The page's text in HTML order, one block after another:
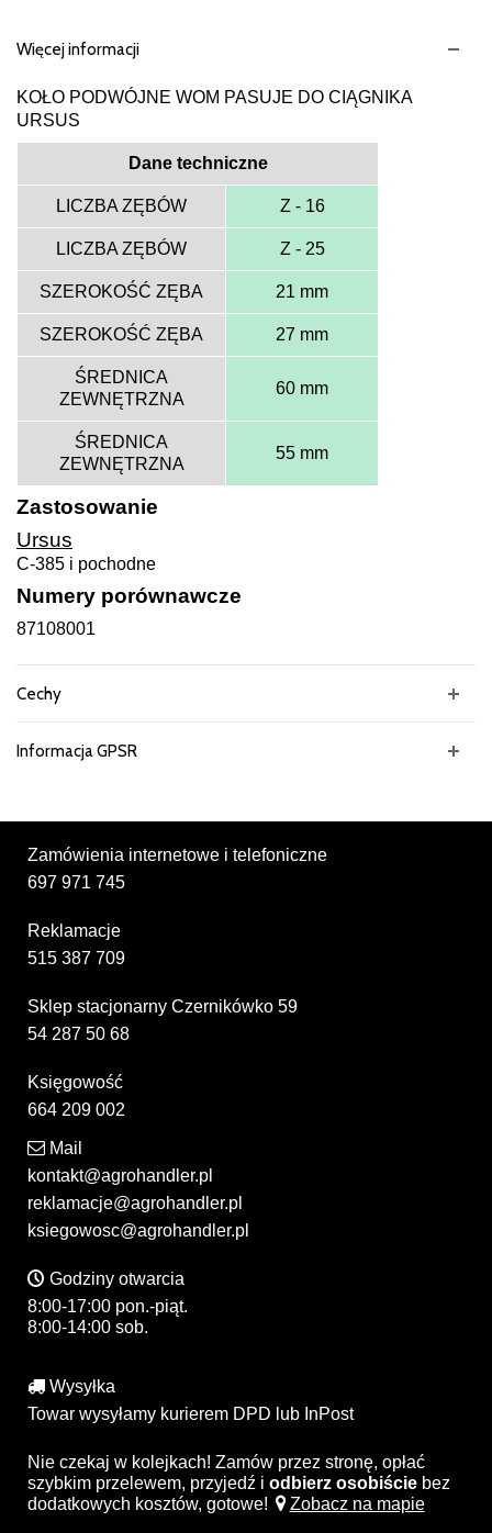
Więcej informacji
KOŁO PODWÓJNE WOM PASUJE DO CIĄGNIKA
URSUS
Dane techniczne
LICZBA ZĘBÓW Z - 16
LICZBA ZĘBÓW Z - 25
SZEROKOŚĆ ZĘBA 21 mm
SZEROKOŚĆ ZĘBA 27 mm
ŚREDNICA
ZEWNĘTRZNA
60 mm
ŚREDNICA
ZEWNĘTRZNA
55 mm
Zastosowanie
Ursus
C-385 i pochodne
Numery porównawcze
87108001
Cechy
Informacja GPSR
Zamówienia internetowe i telefoniczne
697 971 745
Reklamacje
515 387 709
Sklep stacjonarny Czernikówko 59
54 287 50 68
Księgowość
664 209 002
Mail
kontakt@agrohandler.pl
reklamacje@agrohandler.pl
ksiegowosc@agrohandler.pl
Godziny otwarcia
8:00-17:00 pon.-piąt.
8:00-14:00 sob.
Wysyłka
Towar wysyłamy kurierem DPD lub InPost
Nie czekaj w kolejkach! Zamów przez stronę, opłać
szybkim przelewem, przyjedź i odbierz osobiście bez
dodatkowych kosztów, gotowe!
Zobacz na mapie